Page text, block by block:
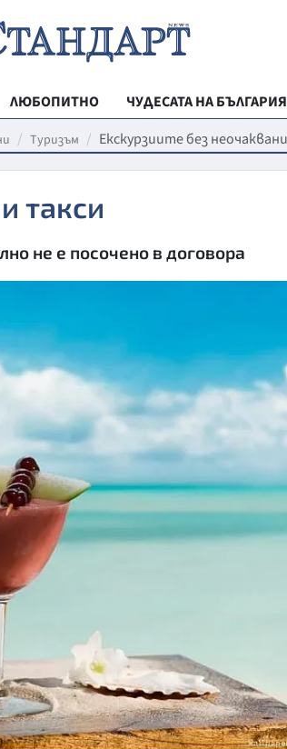
ЛЮБОПИТНО
ЧУДЕСАТА НА БЪЛГАРИЯ
РЕГИОНАЛНИ
ВЕСТНИК
ДА!НА
ДА! НА
КУЛТУРА
ПРАВОСЪДИЕ
ВРЕМЕТО
Туризъм Екскурзиите без
такси
не е посочено в договора